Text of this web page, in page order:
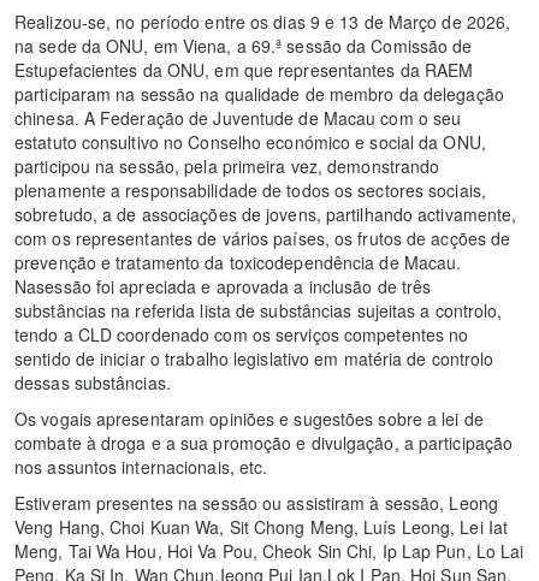
Realizou-se, no período entre os dias 9 e 13 de Março de 2026,
na sede da ONU, em Viena, a 69.ª sessão da Comissão de
Estupefacientes da ONU, em que representantes da RAEM
participaram na sessão na qualidade de membro da delegação
chinesa. A Federação de Juventude de Macau com o seu
estatuto consultivo no Conselho económico e social da ONU,
participou na sessão, pela primeira vez, demonstrando
plenamente a responsabilidade de todos os sectores sociais,
sobretudo, a de associações de jovens, partilhando activamente,
com os representantes de vários países, os frutos de acções de
prevenção e tratamento da toxicodependência de Macau.
Nasessão foi apreciada e aprovada a inclusão de três
substâncias na referida lista de substâncias sujeitas a controlo,
tendo a CLD coordenado com os serviços competentes no
sentido de iniciar o trabalho legislativo em matéria de controlo
dessas substâncias.
Os vogais apresentaram opiniões e sugestões sobre a lei de
combate à droga e a sua promoção e divulgação, a participação
nos assuntos internacionais, etc.
Estiveram presentes na sessão ou assistiram à sessão, Leong
Veng Hang, Choi Kuan Wa, Sit Chong Meng, Luís Leong, Lei Iat
Meng, Tai Wa Hou, Hoi Va Pou, Cheok Sin Chi, Ip Lap Pun, Lo Lai
Peng, Ka Si In, Wan Chun,Ieong Pui Ian,Lok I Pan, Hoi Sun San,